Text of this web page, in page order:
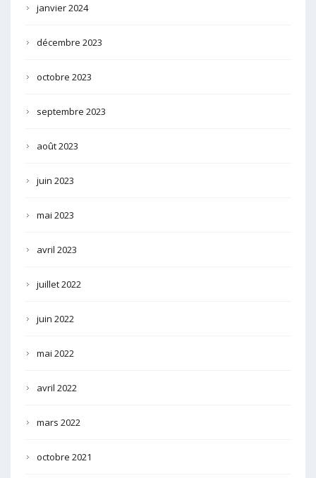
janvier 2024
décembre 2023
octobre 2023
septembre 2023
août 2023
juin 2023
mai 2023
avril 2023
juillet 2022
juin 2022
mai 2022
avril 2022
mars 2022
octobre 2021